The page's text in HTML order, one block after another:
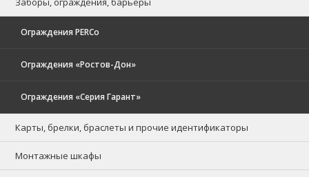
Ограждения PERCo
Ограждения «Ростов-Дон»
Ограждения «Серия Гарант»
Карты, брелки, браслеты и прочие идентификаторы
Монтажные шкафы